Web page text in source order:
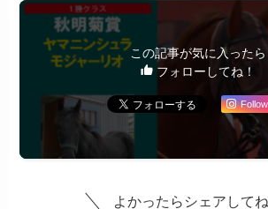
この記事が気に入ったら
フォローしてね！
よかったらシェアしてね